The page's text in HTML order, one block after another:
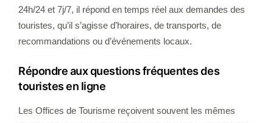
24h/24 et 7j/7, il répond en temps réel aux demandes des
touristes, qu’il s’agisse d’horaires, de transports, de
recommandations ou d’événements locaux.
Répondre aux questions fréquentes des
touristes en ligne
Les Offices de Tourisme reçoivent souvent les mêmes